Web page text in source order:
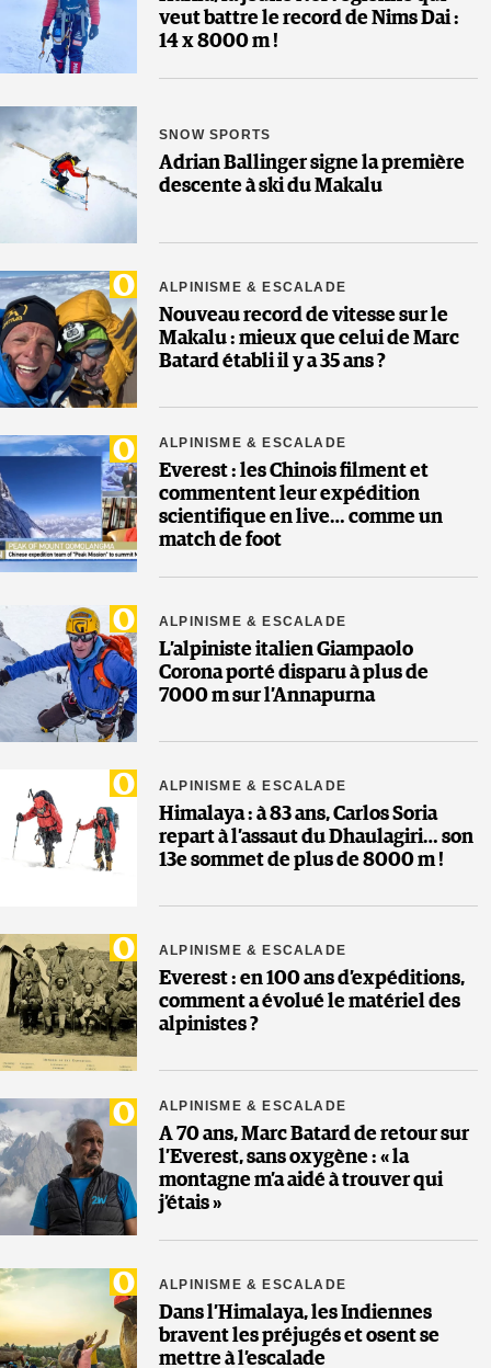
veut battre le record de Nims Dai :
14 x 8000 m !
SNOW SPORTS
Adrian Ballinger signe la première
descente à ski du Makalu
ALPINISME & ESCALADE
Nouveau record de vitesse sur le
Makalu : mieux que celui de Marc
Batard établi il y a 35 ans ?
ALPINISME & ESCALADE
Everest : les Chinois filment et
commentent leur expédition
scientifique en live… comme un
match de foot
ALPINISME & ESCALADE
L’alpiniste italien Giampaolo
Corona porté disparu à plus de
7000 m sur l’Annapurna
ALPINISME & ESCALADE
Himalaya : à 83 ans, Carlos Soria
repart à l’assaut du Dhaulagiri… son
13e sommet de plus de 8000 m !
ALPINISME & ESCALADE
Everest : en 100 ans d’expéditions,
comment a évolué le matériel des
alpinistes ?
ALPINISME & ESCALADE
A 70 ans, Marc Batard de retour sur
l’Everest, sans oxygène : « la
montagne m’a aidé à trouver qui
j’étais »
ALPINISME & ESCALADE
Dans l’Himalaya, les Indiennes
bravent les préjugés et osent se
mettre à l’escalade